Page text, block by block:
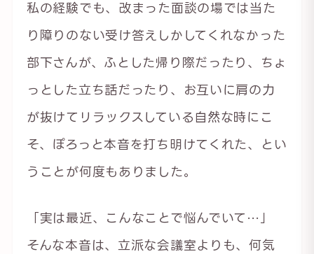
私の経験でも、改まった面談の場では当た
り障りのない受け答えしかしてくれなかった
部下さんが、ふとした帰り際だったり、ちょ
っとした立ち話だったり、お互いに肩の力
が抜けてリラックスしている自然な時にこ
そ、ぽろっと本音を打ち明けてくれた、とい
うことが何度もありました。
「実は最近、こんなことで悩んでいて…」
そんな本音は、立派な会議室よりも、何気